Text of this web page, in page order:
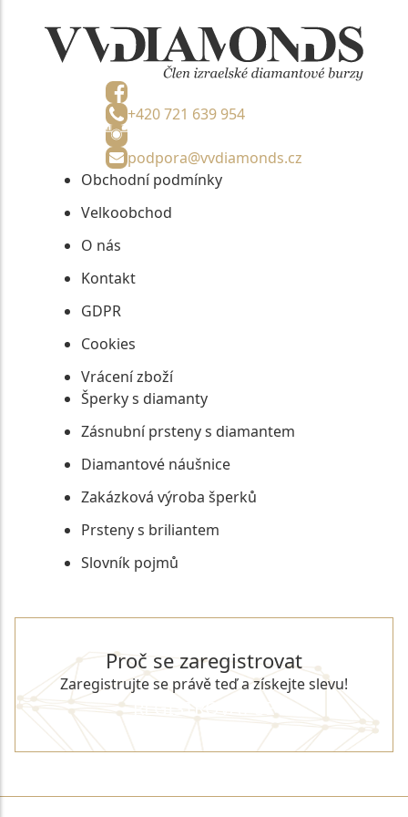
+420 721 639 954
podpora@vvdiamonds.cz
Obchodní podmínky
Velkoobchod
O nás
Kontakt
GDPR
Cookies
Vrácení zboží
Šperky s diamanty
Zásnubní prsteny s diamantem
Diamantové náušnice
Zakázková výroba šperků
Prsteny s briliantem
Slovník pojmů
Proč se zaregistrovat
Zaregistrujte se právě teď a získejte slevu!
REGISTROVAT SE